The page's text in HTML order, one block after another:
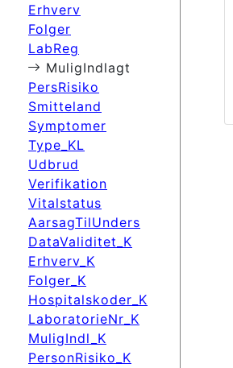
Erhverv
Folger
LabReg
MuligIndlagt
PersRisiko
Smitteland
Symptomer
Type_KL
Udbrud
Verifikation
Vitalstatus
AarsagTilUnders
DataValiditet_K
Erhverv_K
Folger_K
Hospitalskoder_K
LaboratorieNr_K
MuligIndl_K
PersonRisiko_K